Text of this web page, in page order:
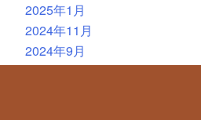
2025年1月
2024年11月
2024年9月